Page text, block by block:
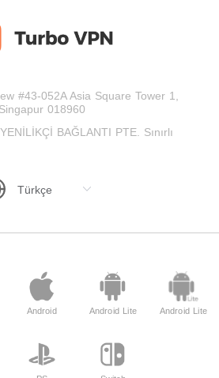
#43-052A Asia Square Tower 1,
Singapur 018960
BAĞLANTI PTE. Sınırlı
Android Android Lite Android Lite